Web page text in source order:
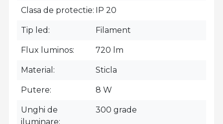
Clasa de protectie IP 20
Tip led Filament
Flux luminos 720 lm
Material Sticla
Putere 8 W
Unghi de
iluminare
300 grade